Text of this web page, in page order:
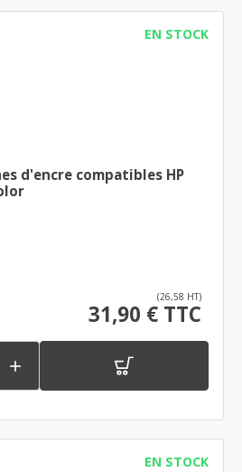
EN STOCK
d'encre compatibles HP
(26,58 HT)
31,90 € TTC

EN STOCK